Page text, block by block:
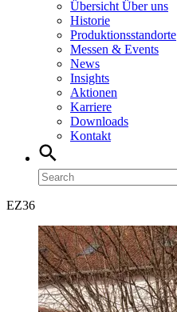
Übersicht Über uns
Historie
Produktionsstandorte
Messen & Events
News
Insights
Aktionen
Karriere
Downloads
Kontakt
EZ36